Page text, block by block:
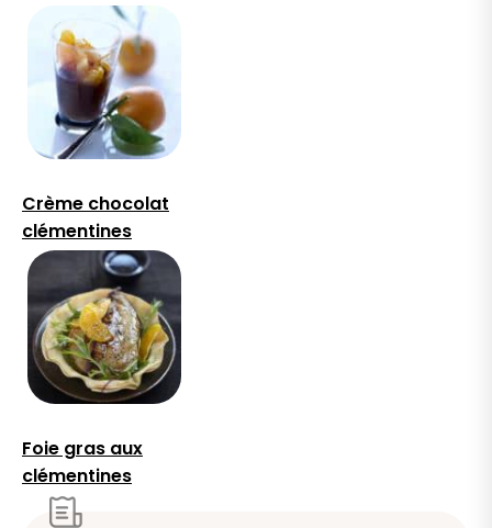
Crème chocolat
clémentines
Foie gras aux
clémentines